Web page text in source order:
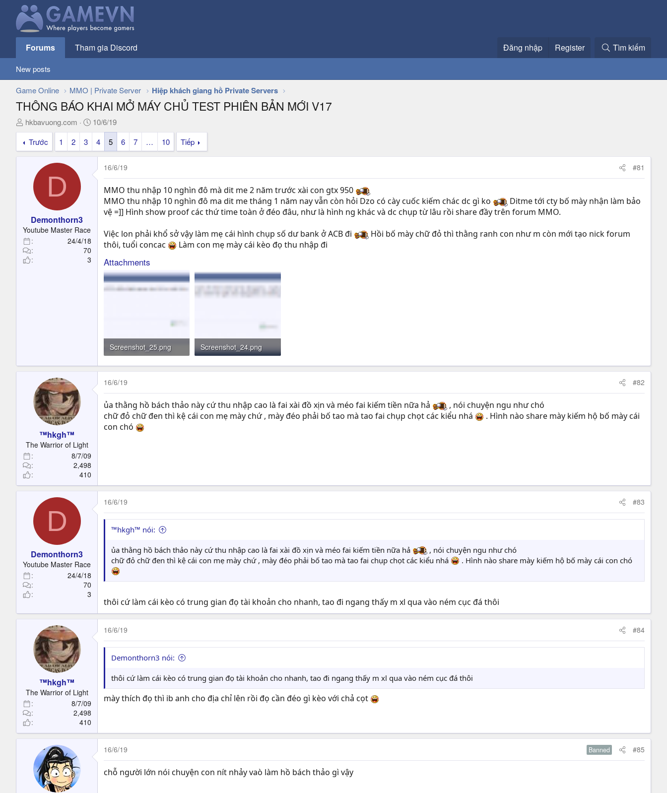
Forums Tham gia Discord Đăng nhập Register Tìm kiếm
New posts
Game Online MMO | Private Server Hiệp khách giang hồ Private Servers
THÔNG BÁO KHAI MỞ MÁY CHỦ TEST PHIÊN BẢN MỚI V17
T
h
e
t
e
r
hkbavuong.com
N
g
y
ử
10/6/19
Trước
1 2 3 4 5 6 7 … 10 Tiếp
D
Demonthorn3
Youtube Master Race
24/4/18
70
3
16/6/19 #81
MMO thu nhập 10 nghìn đô mà dit me 2 năm trước xài con gtx 950
MMO thu nhập 10 nghìn đô ma dit me tháng 1 năm nay vẫn còn hỏi Dzo có cày cuốc kiếm chác dc gì ko
Ditme tới cty bố mày nhận làm bảo
vệ =]] Hình show proof các thứ time toàn ở đéo đâu, như là hình ng khác và dc chụp từ lâu rồi share đầy trên forum MMO.
Việc lon phải khổ sở vậy làm mẹ cái hình chụp số dư bank ở ACB đi
Hồi bố mày chữ đỏ thì thằng ranh con như m còn mới tạo nick forum
thôi, tuổi concac
Làm con mẹ mày cái kèo đọ thu nhập đi
Attachments
Screenshot_25.png
46.8 KB · Đọc: 17
Screenshot_24.png
47 KB · Đọc: 16
™hkgh™
The Warrior of Light
8/7/09
2,498
410
16/6/19 #82
ủa thằng hồ bách thảo này cứ thu nhập cao là fai xài đồ xịn và méo fai kiếm tiền nữa hả
, nói chuyện ngu như chó
chữ đỏ chữ đen thì kệ cái con mẹ mày chứ , mày đéo phải bố tao mà tao fai chụp chọt các kiểu nhá
. Hình nào share mày kiếm hộ bố mày cái
con chó
D
Demonthorn3
Youtube Master Race
24/4/18
70
3
16/6/19 #83
™hkgh™ nói:
ủa thằng hồ bách thảo này cứ thu nhập cao là fai xài đồ xịn và méo fai kiếm tiền nữa hả
, nói chuyện ngu như chó
chữ đỏ chữ đen thì kệ cái con mẹ mày chứ , mày đéo phải bố tao mà tao fai chụp chọt các kiểu nhá
. Hình nào share mày kiếm hộ bố mày cái con chó
thôi cứ làm cái kèo có trung gian đọ tài khoản cho nhanh, tao đi ngang thấy m xl qua vào ném cục đá thôi
™hkgh™
The Warrior of Light
8/7/09
2,498
410
16/6/19 #84
Demonthorn3 nói:
thôi cứ làm cái kèo có trung gian đọ tài khoản cho nhanh, tao đi ngang thấy m xl qua vào ném cục đá thôi
mày thích đọ thì ib anh cho địa chỉ lên rồi đọ cần đéo gì kèo với chả cọt
16/6/19 Banned #85
chỗ người lớn nói chuyện con nít nhảy vaò làm hồ bách thảo gì vậy